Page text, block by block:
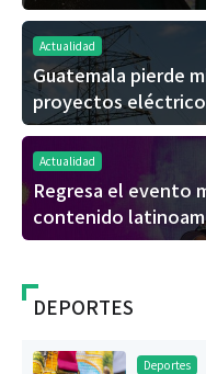
Actualidad
Guatemala pierde
proyectos
Actualidad
Regresa el evento
contenido
DEPORTES
Deportes